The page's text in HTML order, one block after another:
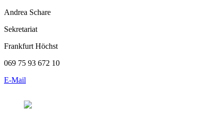
Andrea Schare
Sekretariat
Frankfurt Höchst
069 75 93 672 10
E-Mail